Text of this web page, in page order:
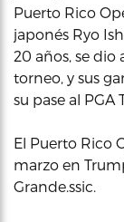
Puerto Rico
japonés Ryo
20 años, se dio
torneo, y sus
su pase al PGA
El Puerto Rico
marzo en
Grande.ssic.